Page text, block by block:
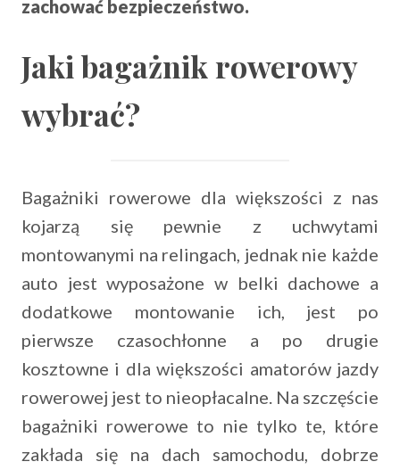
zachować bezpieczeństwo.
Jaki bagażnik rowerowy
wybrać?
Bagażniki rowerowe dla większości z nas
kojarzą się pewnie z uchwytami
montowanymi na relingach, jednak nie każde
auto jest wyposażone w belki dachowe a
dodatkowe montowanie ich, jest po
pierwsze czasochłonne a po drugie
kosztowne i dla większości amatorów jazdy
rowerowej jest to nieopłacalne. Na szczęście
bagażniki rowerowe to nie tylko te, które
zakłada się na dach samochodu, dobrze